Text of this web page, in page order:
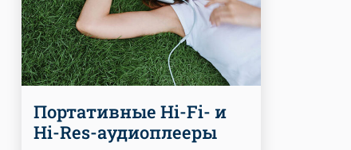
Портативные Hi-Fi- и
Hi-Res-аудиоплееры